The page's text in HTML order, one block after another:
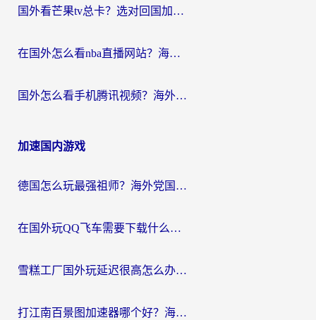
国外看芒果tv总卡？选对回国加速器，轻松追《浪姐》不费劲
在国外怎么看nba直播网站？海外党专属体育观赛指南，告别地区限制！
国外怎么看手机腾讯视频？海外党亲测有效的追剧加速器选择指南
加速国内游戏
德国怎么玩最强祖师？海外党国服游戏加速器选择全攻略（附宝可梦Online实测）
在国外玩QQ飞车需要下载什么加速器呢？海外党亲测有效的国服游戏加速指南
雪糕工厂国外玩延迟很高怎么办？海外玩家国服游戏加速终极攻略（附实测推荐）
打江南百景图加速器哪个好？海外党踩坑N次后，终于找到不卡的秘诀